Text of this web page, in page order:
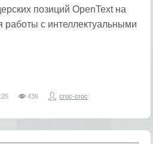
позиций OpenText на
с интеллектуальными
436 croc-croc